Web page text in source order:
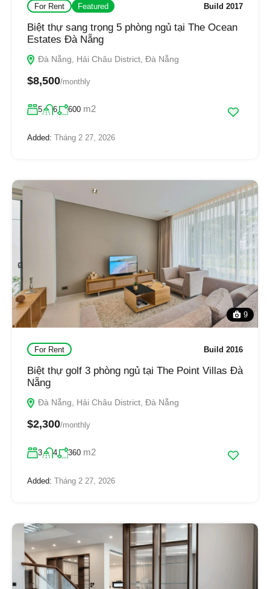
For Rent Featured Build 2017
Biệt thự sang trọng 5 phòng ngủ tại The Ocean
Estates Đà Nẵng
Đà Nẵng, Hải Châu District, Đà Nẵng
$8,500/monthly
5 6 600 m2
Added: Tháng 2 27, 2026
9
For Rent Build 2016
Biệt thự golf 3 phòng ngủ tại The Point Villas Đà
Nẵng
Đà Nẵng, Hải Châu District, Đà Nẵng
$2,300/monthly
3 4 360 m2
Added: Tháng 2 27, 2026